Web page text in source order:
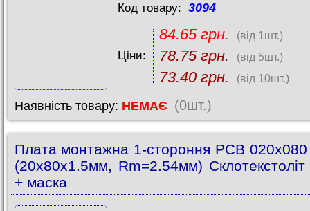
Код товару: 3094
Ціни:
84.65 грн. (від 1шт.)
78.75 грн. (від 5шт.)
73.40 грн. (від 10шт.)
Наявність товару: НЕМАЄ (0шт.)
Плата монтажна 1-стороння PCB 020x080
(20x80x1.5мм, Rm=2.54мм) Склотекстоліт
+ маска